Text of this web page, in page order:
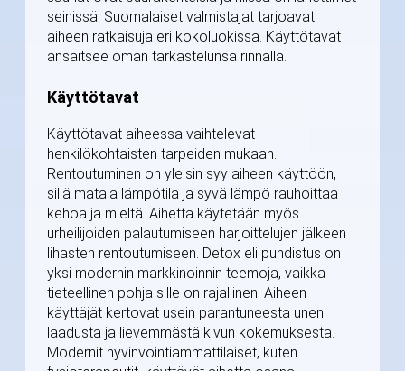
seinissä. Suomalaiset valmistajat tarjoavat
aiheen ratkaisuja eri kokoluokissa. Käyttötavat
ansaitsee oman tarkastelunsa rinnalla.
Käyttötavat
Käyttötavat aiheessa vaihtelevat
henkilökohtaisten tarpeiden mukaan.
Rentoutuminen on yleisin syy aiheen käyttöön,
sillä matala lämpötila ja syvä lämpö rauhoittaa
kehoa ja mieltä. Aihetta käytetään myös
urheilijoiden palautumiseen harjoittelujen jälkeen
lihasten rentoutumiseen. Detox eli puhdistus on
yksi modernin markkinoinnin teemoja, vaikka
tieteellinen pohja sille on rajallinen. Aiheen
käyttäjät kertovat usein parantuneesta unen
laadusta ja lievemmästä kivun kokemuksesta.
Modernit hyvinvointiammattilaiset, kuten